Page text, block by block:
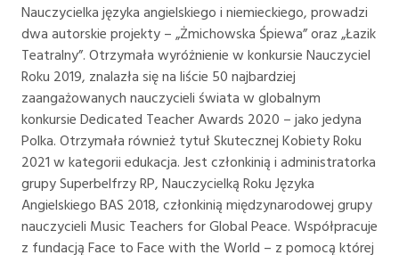
Nauczycielka języka angielskiego i niemieckiego, prowadzi
dwa autorskie projekty – „Żmichowska Śpiewa” oraz „Łazik
Teatralny”. Otrzymała wyróżnienie w konkursie Nauczyciel
Roku 2019, znalazła się na liście 50 najbardziej
zaangażowanych nauczycieli świata w globalnym
konkursie Dedicated Teacher Awards 2020 – jako jedyna
Polka. Otrzymała również tytuł Skutecznej Kobiety Roku
2021 w kategorii edukacja. Jest członkinią i administratorka
grupy Superbelfrzy RP, Nauczycielką Roku Języka
Angielskiego BAS 2018, członkinią międzynarodowej grupy
nauczycieli Music Teachers for Global Peace. Współpracuje
z fundacją Face to Face with the World – z pomocą której